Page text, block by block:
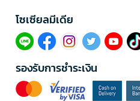
โซเซียลมีเดีย​
รองรับการชำระเงิน